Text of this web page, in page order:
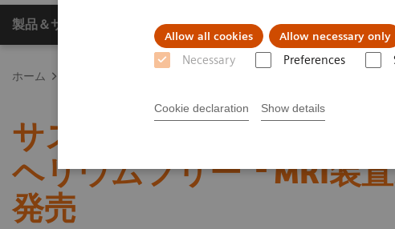
Allow all cookies Allow necessary only
Necessary Preferences
Cookie declaration Show details
製品＆サービス サポート情報 Insights
ホーム
サステナブルで効率的な
ヘリウムフリー*1MRI装置
発売